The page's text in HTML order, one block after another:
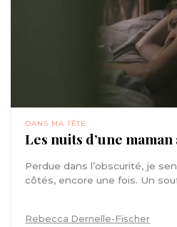
DANS MA TÊTE
Les nuits d’une
Perdue dans l’obscurité, je
côtés, encore une fois. Un
Rebecca Dernelle-Fischer